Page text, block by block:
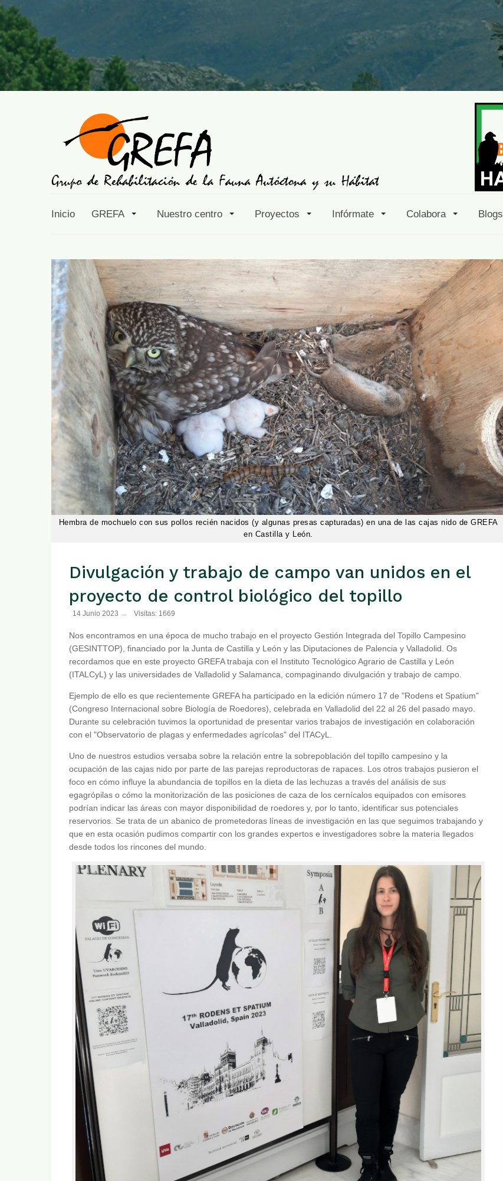
Inicio GREFA Nuestro centro Proyectos Infórmate Colabora Blogs
Hembra de mochuelo con sus pollos recién nacidos (y algunas presas capturadas) en una de las cajas nido de GREFA
en Castilla y León.
Divulgación y trabajo de campo van unidos en el
proyecto de control biológico del topillo
14 Junio 2023 Visitas: 1669
Nos encontramos en una época de mucho trabajo en el proyecto Gestión Integrada del Topillo Campesino
(GESINTTOP), financiado por la Junta de Castilla y León y las Diputaciones de Palencia y Valladolid. Os
recordamos que en este proyecto GREFA trabaja con el Instituto Tecnológico Agrario de Castilla y León
(ITALCyL) y las universidades de Valladolid y Salamanca, compaginando divulgación y trabajo de campo.
Ejemplo de ello es que recientemente GREFA ha participado en la edición número 17 de "Rodens et Spatium"
(Congreso Internacional sobre Biología de Roedores), celebrada en Valladolid del 22 al 26 del pasado mayo.
Durante su celebración tuvimos la oportunidad de presentar varios trabajos de investigación en colaboración
con el "Observatorio de plagas y enfermedades agrícolas" del ITACyL.
Uno de nuestros estudios versaba sobre la relación entre la sobrepoblación del topillo campesino y la
ocupación de las cajas nido por parte de las parejas reproductoras de rapaces. Los otros trabajos pusieron el
foco en cómo influye la abundancia de topillos en la dieta de las lechuzas a través del análisis de sus
egagrópilas o cómo la monitorización de las posiciones de caza de los cernícalos equipados con emisores
podrían indicar las áreas con mayor disponibilidad de roedores y, por lo tanto, identificar sus potenciales
reservorios. Se trata de un abanico de prometedoras líneas de investigación en las que seguimos trabajando y
que en esta ocasión pudimos compartir con los grandes expertos e investigadores sobre la materia llegados
desde todos los rincones del mundo.